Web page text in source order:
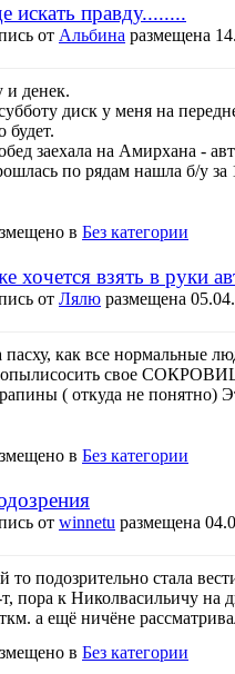
искать правду........
от Альбина размещена
и денек.
диск у меня на
будет.
заехала на Амирхана -
по рядам нашла б/у
в Без категории
хочется взять в руки
от Лялю размещена
пасху, как все нормальные
свое
( откуда не понятно)
в Без категории
от winnetu размещена
то подозрительно стала
пора к Николвасильичу на
а ещё ничёне
в Без категории